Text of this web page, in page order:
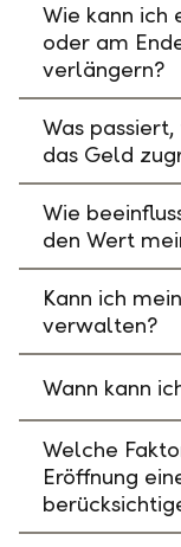
Wie kann ich
oder am
verlängern?
Was
das Geld
Wie
den Wert
Kann ich
verwalten?
Wann kann
Welche
Eröffnung